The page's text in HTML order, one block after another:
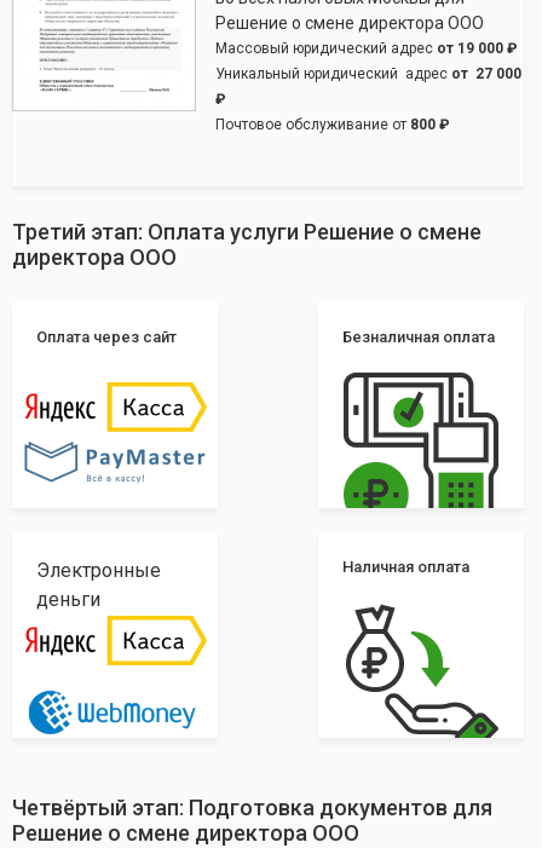
Решение о смене директора ООО
Массовый юридический адрес от 19 000 ₽
Уникальный юридический адрес от 27 000
₽
Почтовое обслуживание от 800 ₽
Третий этап: Оплата услуги Решение о смене
директора ООО
Оплата через сайт Безналичная оплата
Электронные
деньги
Наличная оплата
Четвёртый этап: Подготовка документов для
Решение о смене директора ООО